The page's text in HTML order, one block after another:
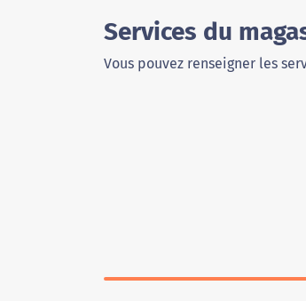
Services du
Vous pouvez renseigner les